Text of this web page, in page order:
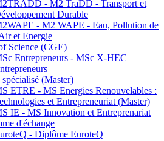
- M2 TraDD - Transport et
Durable
- M2 WAPE - Eau, Pollution de
et Energie
Science (CGE)
Entrepreneurs - MSc X-HEC
spécialisé (Master)
ETRE - MS Energies Renouvelables :
et Entrepreneuriat (Master)
IE - MS Innovation et Entreprenariat
d'échange
- Diplôme EuroteQ